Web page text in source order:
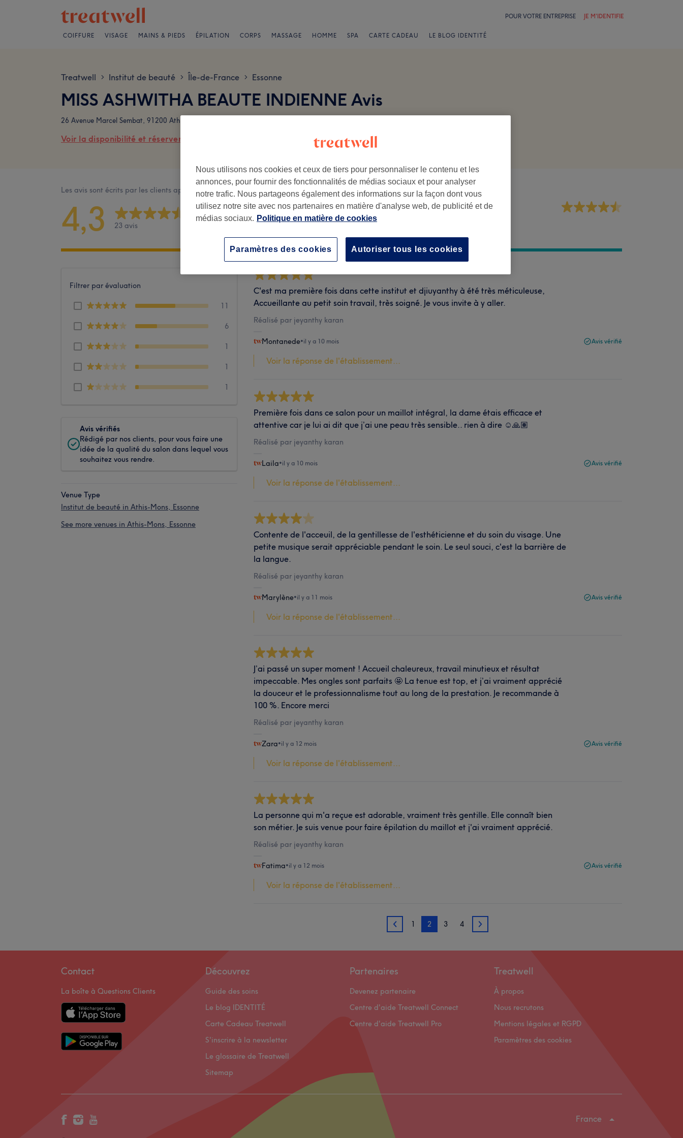
POUR VOTRE ENTREPRISE JE M'IDENTIFIE
COIFFURE VISAGE MAINS & PIEDS ÉPILATION CORPS MASSAGE HOMME SPA CARTE CADEAU LE BLOG IDENTITÉ
Treatwell > Institut de beauté > Île-de-France > Essonne
MISS ASHWITHA BEAUTE INDIENNE Avis
26 Avenue Marcel Sembat, 91200 Athis-Mons
Voir la disponibilité et réserver en ligne
Les avis sont écrits par les clients après leur visite.
4,3 23 avis
Ambiance Personnel
Filtrer par évaluation
11
6
1
1
1
Avis vérifiés
Rédigé par nos clients, pour vous faire une
idée de la qualité du salon dans lequel vous
souhaitez vous rendre.
Venue Type
Institut de beauté in Athis-Mons, Essonne
See more venues in Athis-Mons, Essonne
C'est ma première fois dans cette institut et djiuyanthy à été très méticuleuse,
Accueillante au petit soin travail, très soigné. Je vous invite à y aller.
Réalisé par jeyanthy karan
Montanede•il y a 10 mois Avis vérifié
Voir la réponse de l'établissement...
Première fois dans ce salon pour un maillot intégral, la dame étais efficace et
attentive car je lui ai dit que j’ai une peau très sensible.. rien à dire ☺️🙏🏽
Réalisé par jeyanthy karan
Laila•il y a 10 mois Avis vérifié
Voir la réponse de l'établissement...
Contente de l'acceuil, de la gentillesse de l'esthéticienne et du soin du visage. Une
petite musique serait appréciable pendant le soin. Le seul souci, c'est la barrière de
la langue.
Réalisé par jeyanthy karan
Marylène•il y a 11 mois Avis vérifié
Voir la réponse de l'établissement...
J’ai passé un super moment ! Accueil chaleureux, travail minutieux et résultat
impeccable. Mes ongles sont parfaits 🤩 La tenue est top, et j’ai vraiment apprécié
la douceur et le professionnalisme tout au long de la prestation. Je recommande à
100 %. Encore merci
Réalisé par jeyanthy karan
Zara•il y a 12 mois Avis vérifié
Voir la réponse de l'établissement...
La personne qui m'a reçue est adorable, vraiment très gentille. Elle connaît bien
son métier. Je suis venue pour faire épilation du maillot et j'ai vraiment apprécié.
Réalisé par jeyanthy karan
Fatima•il y a 12 mois Avis vérifié
Voir la réponse de l'établissement...
1 1 2 3 4 3
Contact
La boîte à Questions Clients
Découvrez
Guide des soins
Le blog IDENTITÉ
Carte Cadeau Treatwell
S'inscrire à la newsletter
Le glossaire de Treatwell
Sitemap
Partenaires
Devenez partenaire
Centre d'aide Treatwell Connect
Centre d'aide Treatwell Pro
Treatwell
À propos
Nous recrutons
Mentions légales et RGPD
Paramètres des cookies
France
Nous utilisons nos cookies et ceux de tiers pour personnaliser le contenu et les
annonces, pour fournir des fonctionnalités de médias sociaux et pour analyser
notre trafic. Nous partageons également des informations sur la façon dont vous
utilisez notre site avec nos partenaires en matière d'analyse web, de publicité et de
médias sociaux. Politique en matière de cookies
Autoriser tous les cookies
Paramètres des cookies